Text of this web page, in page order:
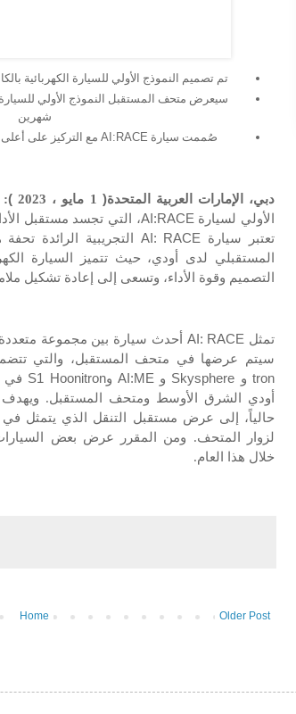
تم تصميم النموذج الأولي للسيارة الكهربائية
سيعرض متحف المستقبل النموذج الأولي
شهرين
صُممت سيارة AI:RACEمع التركيز على أعلى
دبي، الإمارات العربية المتحدة) ، 2023
(
:
الأولي لسيارة AI:RACE، التي تجسد مستقبل
تعتبر سيارة AI: RACE
التجريبية الرائدة
المستقبلي لدى أودي، حيث تتميز السيارة
التصميم وقوة الأداء، وتسعى إلى إعادة تشكيل
تمثل AI: RACE أحدث سيارة بين مجموعة متعددة
سيتم عرضها في متحف المستقبل، والتي
tronو Skysphere وAI:ME وS1 Hoonitron في
أودي الشرق الأوسط ومتحف المستقبل. ويهدف
حالياً، إلى عرض مستقبل التنقل الذي يتمثل
لزوار المتحف. ومن المقرر عرض بعض السيارات
خلال هذا العام.
Older Post
Home